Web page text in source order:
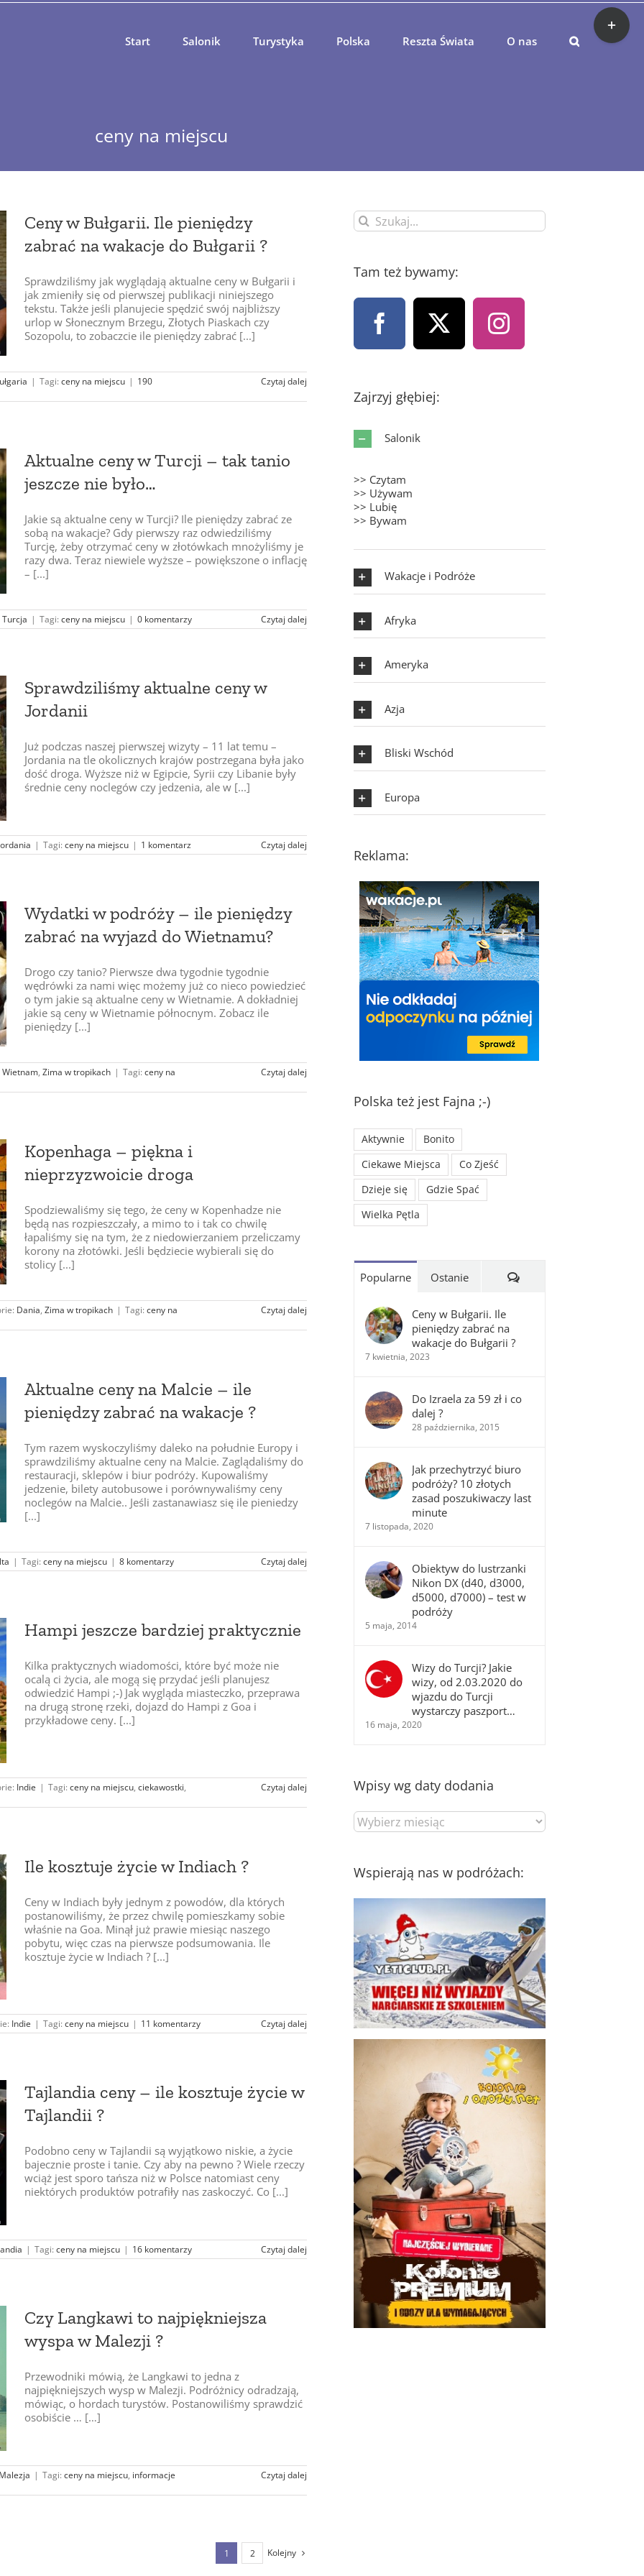
Start Salonik Turystyka Polska Reszta Świata O nas
ceny na miejscu
Ceny w Bułgarii. Ile pieniędzy
zabrać na wakacje do Bułgarii ?
Sprawdziliśmy jak wyglądają aktualne ceny w Bułgarii i
jak zmieniły się od pierwszej publikacji niniejszego
tekstu. Także jeśli planujecie spędzić swój najbliższy
urlop w Słonecznym Brzegu, Złotych Piaskach czy
Sozopolu, to zobaczcie ile pieniędzy zabrać [...]
| Tagi: ceny na miejscu | 190
Czytaj dalej
Aktualne ceny w Turcji – tak tanio
jeszcze nie było…
Jakie są aktualne ceny w Turcji? Ile pieniędzy zabrać ze
sobą na wakacje? Gdy pierwszy raz odwiedziliśmy
Turcję, żeby otrzymać ceny w złotówkach mnożyliśmy je
razy dwa. Teraz niewiele wyższe – powiększone o inflację
– [...]
Turcja | Tagi: ceny na miejscu | 0 komentarzy Czytaj dalej
Sprawdziliśmy aktualne ceny w
Jordanii
Już podczas naszej pierwszej wizyty – 11 lat temu –
Jordania na tle okolicznych krajów postrzegana była jako
dość droga. Wyższe niż w Egipcie, Syrii czy Libanie były
średnie ceny noclegów czy jedzenia, ale w [...]
| Tagi: ceny na miejscu | 1 komentarz Czytaj dalej
Wydatki w podróży – ile pieniędzy
zabrać na wyjazd do Wietnamu?
Drogo czy tanio? Pierwsze dwa tygodnie tygodnie
wędrówki za nami więc możemy już co nieco powiedzieć
o tym jakie są aktualne ceny w Wietnamie. A dokładniej
jakie są ceny w Wietnamie północnym. Zobacz ile
pieniędzy [...]
Wietnam, Zima w tropikach | Tagi: ceny na
Czytaj dalej
Kopenhaga – piękna i
nieprzyzwoicie droga
Spodziewaliśmy się tego, że ceny w Kopenhadze nie
będą nas rozpieszczały, a mimo to i tak co chwilę
łapaliśmy się na tym, że z niedowierzaniem przeliczamy
korony na złotówki. Jeśli będziecie wybierali się do
stolicy [...]
Dania, Zima w tropikach | Tagi: ceny na
Czytaj dalej
Aktualne ceny na Malcie – ile
pieniędzy zabrać na wakacje ?
Tym razem wyskoczyliśmy daleko na południe Europy i
sprawdziliśmy aktualne ceny na Malcie. Zaglądaliśmy do
restauracji, sklepów i biur podróży. Kupowaliśmy
jedzenie, bilety autobusowe i porównywaliśmy ceny
noclegów na Malcie.. Jeśli zastanawiasz się ile pieniedzy
[...]
| Tagi: ceny na miejscu | 8 komentarzy Czytaj dalej
Hampi jeszcze bardziej praktycznie
Kilka praktycznych wiadomości, które być może nie
ocalą ci życia, ale mogą się przydać jeśli planujesz
odwiedzić Hampi ;-) Jak wygląda miasteczko, przeprawa
na drugą stronę rzeki, dojazd do Hampi z Goa i
przykładowe ceny. [...]
Indie | Tagi: ceny na miejscu, ciekawostki,
Czytaj dalej
Ile kosztuje życie w Indiach ?
Ceny w Indiach były jednym z powodów, dla których
postanowiliśmy, że przez chwilę pomieszkamy sobie
właśnie na Goa. Minął już prawie miesiąc naszego
pobytu, więc czas na pierwsze podsumowania. Ile
kosztuje życie w Indiach ? [...]
Indie | Tagi: ceny na miejscu | 11 komentarzy Czytaj dalej
Tajlandia ceny – ile kosztuje życie w
Tajlandii ?
Podobno ceny w Tajlandii są wyjątkowo niskie, a życie
bajecznie proste i tanie. Czy aby na pewno ? Wiele rzeczy
wciąż jest sporo tańsza niż w Polsce natomiast ceny
niektórych produktów potrafiły nas zaskoczyć. Co [...]
| Tagi: ceny na miejscu | 16 komentarzy Czytaj dalej
Czy Langkawi to najpiękniejsza
wyspa w Malezji ?
Przewodniki mówią, że Langkawi to jedna z
najpiękniejszych wysp w Malezji. Podróżnicy odradzają,
mówiąc, o hordach turystów. Postanowiliśmy sprawdzić
osobiście … […]
Malezja | Tagi: ceny na miejscu, informacje
Czytaj dalej
1 2 Kolejny
Szukaj
Tam też bywamy:
Zajrzyj głębiej:
Salonik
>> Czytam
>> Używam
>> Lubię
>> Bywam
Wakacje i Podróże
Afryka
Ameryka
Azja
Bliski Wschód
Europa
Reklama:
Polska też jest Fajna ;-)
Aktywnie
Bonito
Ciekawe Miejsca
Co Zjeść
Dzieje się
Gdzie Spać
Wielka Pętla
Popularne Ostanie Komentarze
Ceny w Bułgarii. Ile
pieniędzy zabrać na
wakacje do Bułgarii ?
7 kwietnia, 2023
Do Izraela za 59 zł i co
dalej ?
28 października, 2015
Jak przechytrzyć biuro
podróży? 10 złotych
zasad poszukiwaczy last
minute
7 listopada, 2020
Obiektyw do lustrzanki
Nikon DX (d40, d3000,
d5000, d7000) – test w
podróży
5 maja, 2014
Wizy do Turcji? Jakie
wizy, od 2.03.2020 do
wjazdu do Turcji
wystarczy paszport…
16 maja, 2020
Wpisy wg daty dodania
Wpisy
wg
Wspierają nas w podróżach:
Toggle
Sliding
Bar